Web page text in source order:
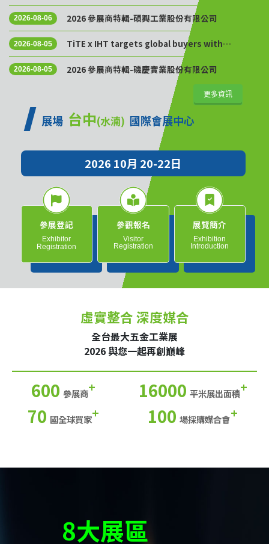
2026-08-06 2026 參展商特輯-碩興工業股份有限公司
2026-08-05
TiTE x IHT targets global buyers with
Golden Sourcing Week
2026-08-05 2026 參展商特輯-磯慶實業股份有限公司
更多資訊
展場 台中(水湳) 國際會展中心
2026 10月 20-22日
參展登記
Exhibitor
Registration
參觀報名
Visitor
Registration
展覽簡介
Exhibition
Introduction
虛實整合 深度媒合
全台最大五金工業展
2026 與您一起再創巔峰
600 參展商+ 16000 平米展出面積+
70 國全球買家+ 100 場採購媒合會+
8大展區